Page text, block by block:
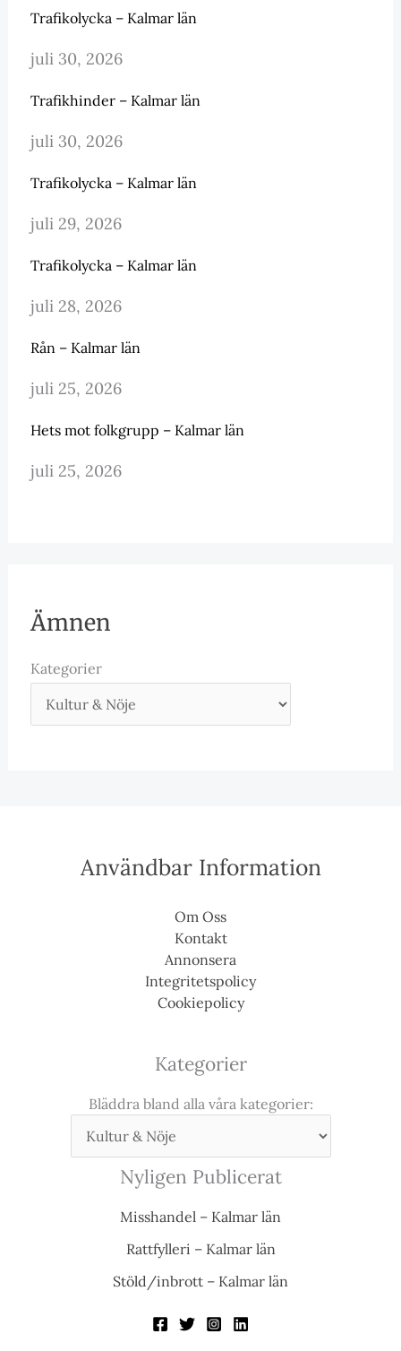
Trafikolycka – Kalmar län
juli 30, 2026
Trafikhinder – Kalmar län
juli 30, 2026
Trafikolycka – Kalmar län
juli 29, 2026
Trafikolycka – Kalmar län
juli 28, 2026
Rån – Kalmar län
juli 25, 2026
Hets mot folkgrupp – Kalmar län
juli 25, 2026
Ämnen
Kategorier
Användbar Information
Om Oss
Kontakt
Annonsera
Integritetspolicy
Cookiepolicy
Kategorier
Bläddra bland alla våra kategorier:
Nyligen Publicerat
Misshandel – Kalmar län
Rattfylleri – Kalmar län
Stöld/inbrott – Kalmar län